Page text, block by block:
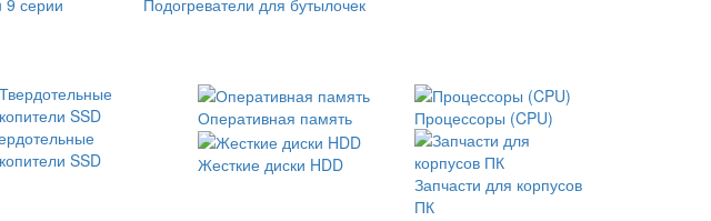
SSD
Оперативная память Процессоры (CPU)
Жесткие диски HDD
Запчасти для корпусов
ПК